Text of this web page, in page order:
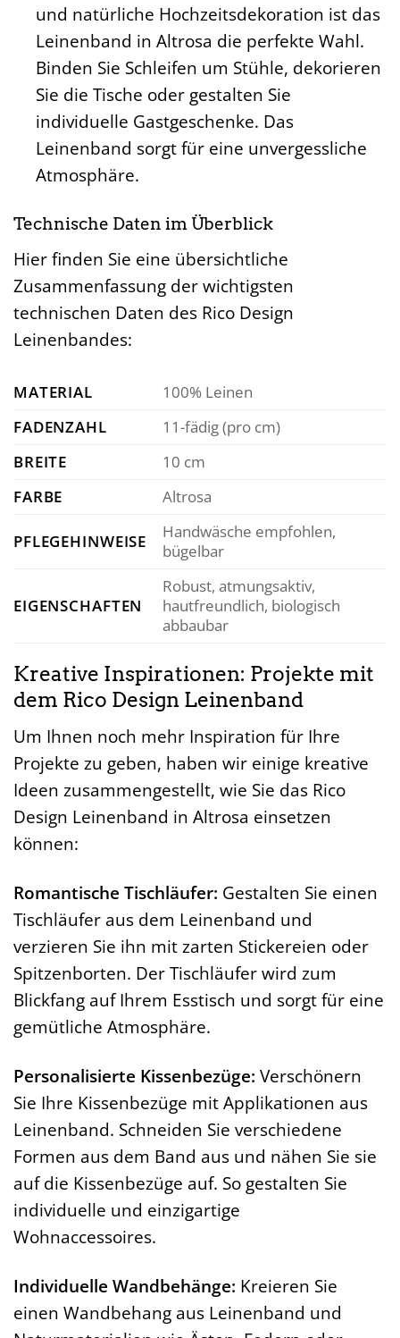
und natürliche Hochzeitsdekoration ist das
Leinenband in Altrosa die perfekte Wahl.
Binden Sie Schleifen um Stühle, dekorieren
Sie die Tische oder gestalten Sie
individuelle Gastgeschenke. Das
Leinenband sorgt für eine unvergessliche
Atmosphäre.
Technische Daten im Überblick
Hier finden Sie eine übersichtliche
Zusammenfassung der wichtigsten
technischen Daten des Rico Design
Leinenbandes:
MATERIAL
100% Leinen
FADENZAHL
11-fädig (pro cm)
BREITE
10 cm
FARBE
Altrosa
PFLEGEHINWEISE
Handwäsche empfohlen,
bügelbar
EIGENSCHAFTEN
Robust, atmungsaktiv,
hautfreundlich, biologisch
abbaubar
Kreative Inspirationen: Projekte mit
dem Rico Design Leinenband
Um Ihnen noch mehr Inspiration für Ihre
Projekte zu geben, haben wir einige kreative
Ideen zusammengestellt, wie Sie das Rico
Design Leinenband in Altrosa einsetzen
können:
Romantische Tischläufer: Gestalten Sie einen
Tischläufer aus dem Leinenband und
verzieren Sie ihn mit zarten Stickereien oder
Spitzenborten. Der Tischläufer wird zum
Blickfang auf Ihrem Esstisch und sorgt für eine
gemütliche Atmosphäre.
Personalisierte Kissenbezüge: Verschönern
Sie Ihre Kissenbezüge mit Applikationen aus
Leinenband. Schneiden Sie verschiedene
Formen aus dem Band aus und nähen Sie sie
auf die Kissenbezüge auf. So gestalten Sie
individuelle und einzigartige
Wohnaccessoires.
Individuelle Wandbehänge: Kreieren Sie
einen Wandbehang aus Leinenband und